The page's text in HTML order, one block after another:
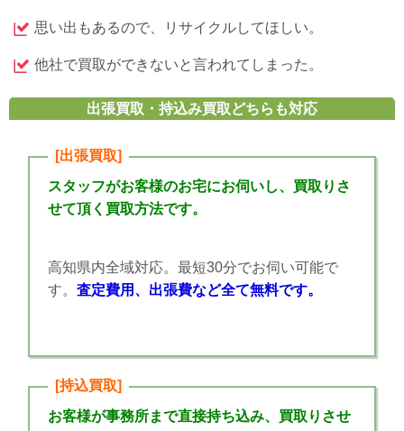
思い出もあるので、リサイクルしてほしい。
他社で買取ができないと言われてしまった。
出張買取・持込み買取どちらも対応
[出張買取]
スタッフがお客様のお宅にお伺いし、買取りさ
せて頂く買取方法です。
高知県内全域対応。最短30分でお伺い可能で
す。 査定費用、出張費など全て無料です。
[持込買取]
お客様が事務所まで直接持ち込み、買取りさせ